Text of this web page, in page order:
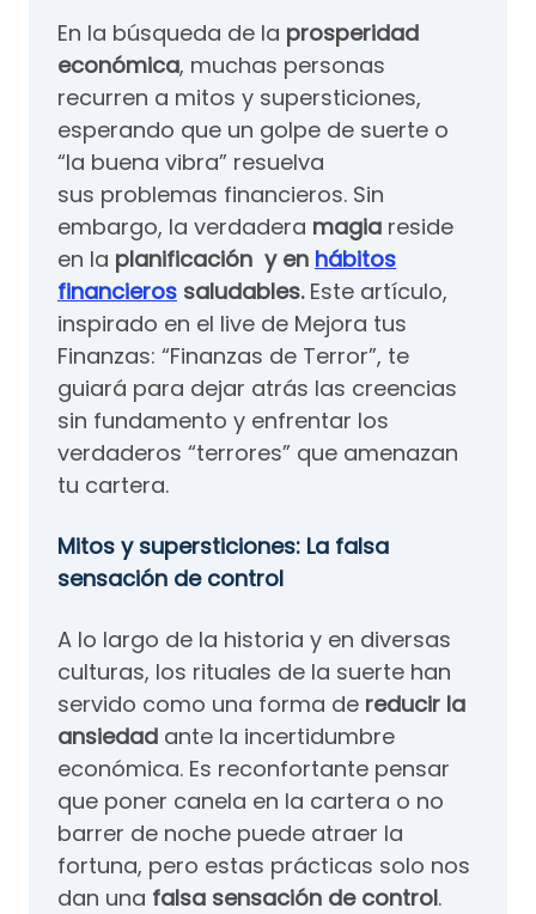
En la búsqueda de la prosperidad
económica, muchas personas
recurren a mitos y supersticiones,
esperando que un golpe de suerte o
“la buena vibra” resuelva
sus problemas financieros. Sin
embargo, la verdadera magia reside
en la planificación y en hábitos
financieros saludables.Este artículo,
inspirado en el live de Mejora tus
Finanzas: “Finanzas de Terror”, te
guiará para dejar atrás las creencias
sin fundamento y enfrentar los
verdaderos “terrores” que amenazan
tu cartera.
Mitos y supersticiones: La falsa
sensación de control
A lo largo de la historia y en diversas
culturas, los rituales de la suerte han
servido como una forma de reducir la
ansiedad ante la incertidumbre
económica. Es reconfortante pensar
que poner canela en la cartera o no
barrer de noche puede atraer la
fortuna, pero estas prácticas solo nos
dan una falsa sensación de control.